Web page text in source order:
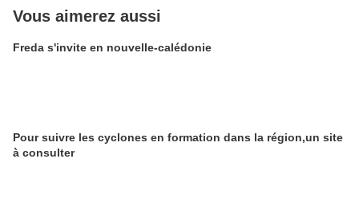
Vous aimerez aussi
Freda s'invite en nouvelle-calédonie
Pour suivre les cyclones en formation dans la région,un site
à consulter